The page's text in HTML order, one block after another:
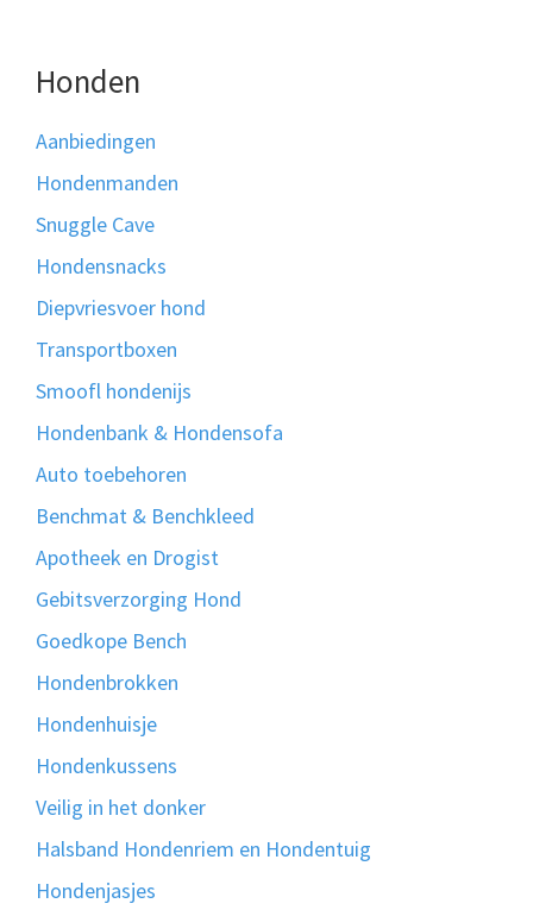
Honden
Aanbiedingen
Hondenmanden
Snuggle Cave
Hondensnacks
Diepvriesvoer hond
Transportboxen
Smoofl hondenijs
Hondenbank & Hondensofa
Auto toebehoren
Benchmat & Benchkleed
Apotheek en Drogist
Gebitsverzorging Hond
Goedkope Bench
Hondenbrokken
Hondenhuisje
Hondenkussens
Veilig in het donker
Halsband Hondenriem en Hondentuig
Hondenjasjes